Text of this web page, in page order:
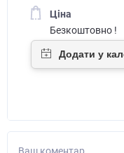
Ціна
Безкоштовно !